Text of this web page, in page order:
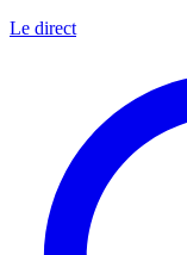
Le direct